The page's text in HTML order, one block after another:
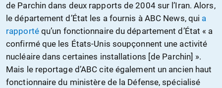
de Parchin dans deux rapports de 2004 sur l’Iran. Alors,
le département d’État les a fournis à ABC News, qui a
rapportéqu’un fonctionnaire du département d’État « a
confirmé que les États-Unis soupçonnent une activité
nucléaire dans certaines installations [de Parchin] ».
Mais le reportage d’ABC cite également un ancien haut
fonctionnaire du ministère de la Défense, spécialisé